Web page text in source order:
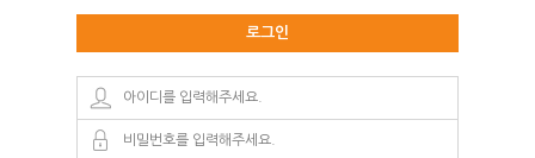
로그인